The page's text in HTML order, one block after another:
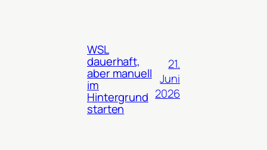
WSL
dauerhaft,
aber manuell
im
Hintergrund
starten
21.
Juni
2026